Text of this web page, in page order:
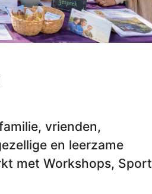
vrienden,
en leerzame
met Workshops, Sport